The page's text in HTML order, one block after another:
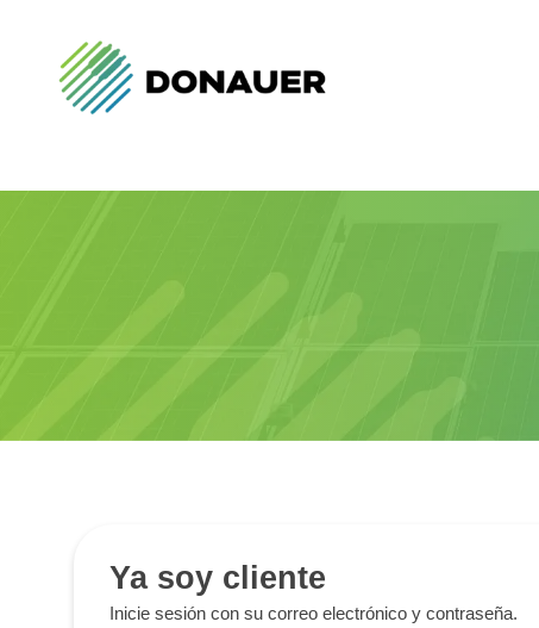
Ya soy cliente
Inicie sesión con su correo electrónico y contraseña.